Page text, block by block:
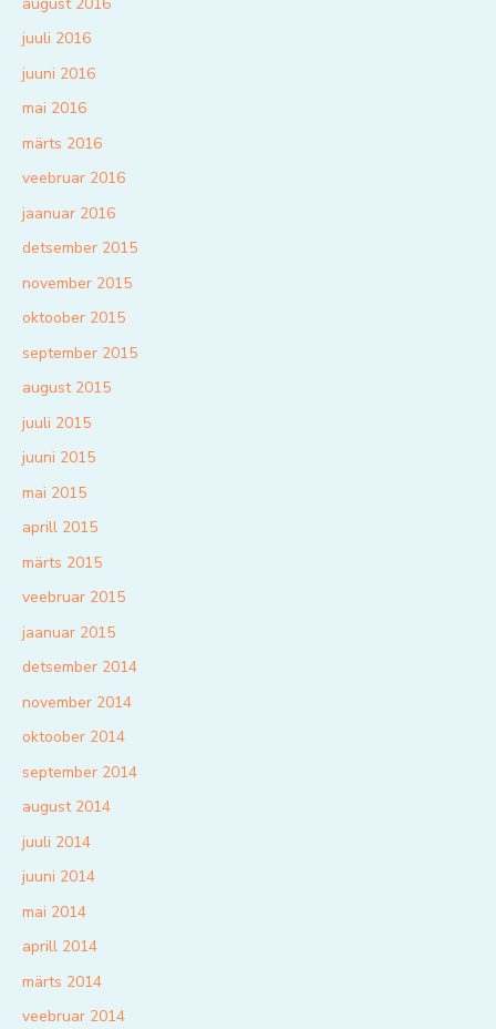
juuli 2016
juuni 2016
mai 2016
märts 2016
veebruar 2016
jaanuar 2016
detsember 2015
november 2015
oktoober 2015
september 2015
august 2015
juuli 2015
juuni 2015
mai 2015
aprill 2015
märts 2015
veebruar 2015
jaanuar 2015
detsember 2014
november 2014
oktoober 2014
september 2014
august 2014
juuli 2014
juuni 2014
mai 2014
aprill 2014
märts 2014
veebruar 2014